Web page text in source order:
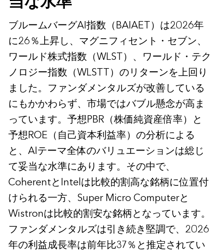
ブルームバーグAI指数（BAIAET）は2026年
に26％上昇し、マグニフィセント・セブン、
ワールド株式指数（WLST）、ワールド・テク
ノロジー指数（WLSTT）のリターンを上回り
ました。ファンダメンタルズが改善している
にもかかわらず、市場ではバブル懸念が高ま
っています。予想PBR（株価純資産倍率）と
予想ROE（自己資本利益率）の分析による
と、AIテーマ全体のバリュエーションは総じ
て妥当な水準にあります。その中で、
CoherentとIntelは比較的割高な銘柄に位置付
けられる一方、Super Micro Computerと
Wistronは比較的割安な銘柄となっています。
ファンダメンタルズは引き続き堅調で、2026
年の利益成長率は前年比37％と推定されてい